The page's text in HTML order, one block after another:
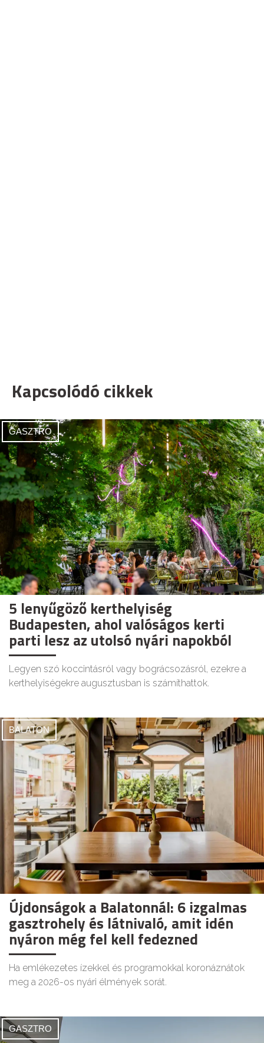
Kapcsolódó cikkek
GASZTRO
5 lenyűgöző kerthelyiség
Budapesten, ahol valóságos kerti
parti lesz az utolsó nyári napokból
Legyen szó koccintásról vagy bográcsozásról, ezekre a
kerthelyiségekre augusztusban is számíthattok.
BALATON
Újdonságok a Balatonnál: 6 izgalmas
gasztrohely és látnivaló, amit idén
nyáron még fel kell fedezned
Ha emlékezetes ízekkel és programokkal koronáznátok
meg a 2026-os nyári élmények sorát.
GASZTRO